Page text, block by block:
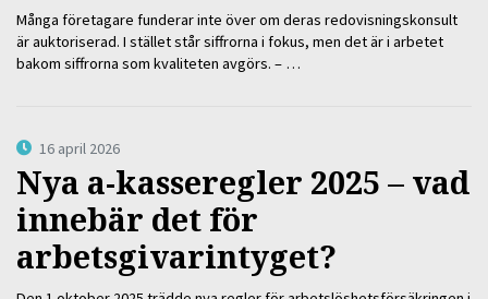
Många företagare funderar inte över om deras redovisningskonsult
är auktoriserad. I stället står siffrorna i fokus, men det är i arbetet
bakom siffrorna som kvaliteten avgörs. – …
16 april 2026
Nya a-kasseregler 2025 – vad
innebär det för
arbetsgivarintyget?